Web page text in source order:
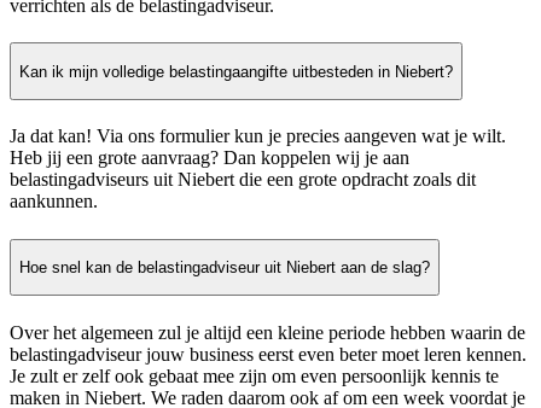
verrichten als de belastingadviseur.
Kan ik mijn volledige belastingaangifte uitbesteden in Niebert?
Ja dat kan! Via ons formulier kun je precies aangeven wat je wilt.
Heb jij een grote aanvraag? Dan koppelen wij je aan
belastingadviseurs uit Niebert die een grote opdracht zoals dit
aankunnen.
Hoe snel kan de belastingadviseur uit Niebert aan de slag?
Over het algemeen zul je altijd een kleine periode hebben waarin de
belastingadviseur jouw business eerst even beter moet leren kennen.
Je zult er zelf ook gebaat mee zijn om even persoonlijk kennis te
maken in Niebert. We raden daarom ook af om een week voordat je